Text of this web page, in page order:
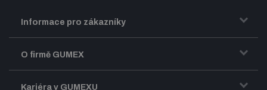
Informace pro zákazníky
Doprava a zasílání zboží
Obchodní podmínky
O firmě GUMEX
Představení firmy GUMEX
Kariéra v GUMEXU